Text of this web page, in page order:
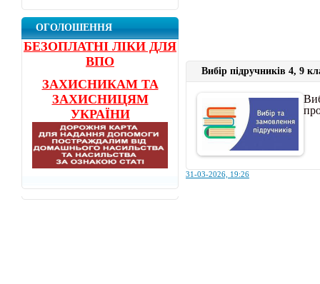
ОГОЛОШЕННЯ
БЕЗОПЛАТНІ ЛІКИ ДЛЯ
ВПО
ЗАХИСНИКАМ ТА
ЗАХИСНИЦЯМ
УКРАЇНИ
Вибір підручників 4, 9
31-03-2026, 19:26